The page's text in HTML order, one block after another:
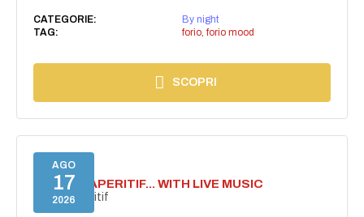
CATEGORIE:
By night
TAG:
forio, forio mood
SCOPRI
AGO
17
2026
SECRET APERITIF... WITH LIVE MUSIC
Secret aperitif